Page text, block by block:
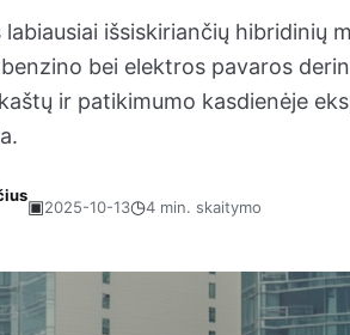
labiausiai išsiskiriančių hibridinių
bei elektros pavaros
ir patikimumo kasdienėje
▣2025-10-13◷4 min. skaitymo